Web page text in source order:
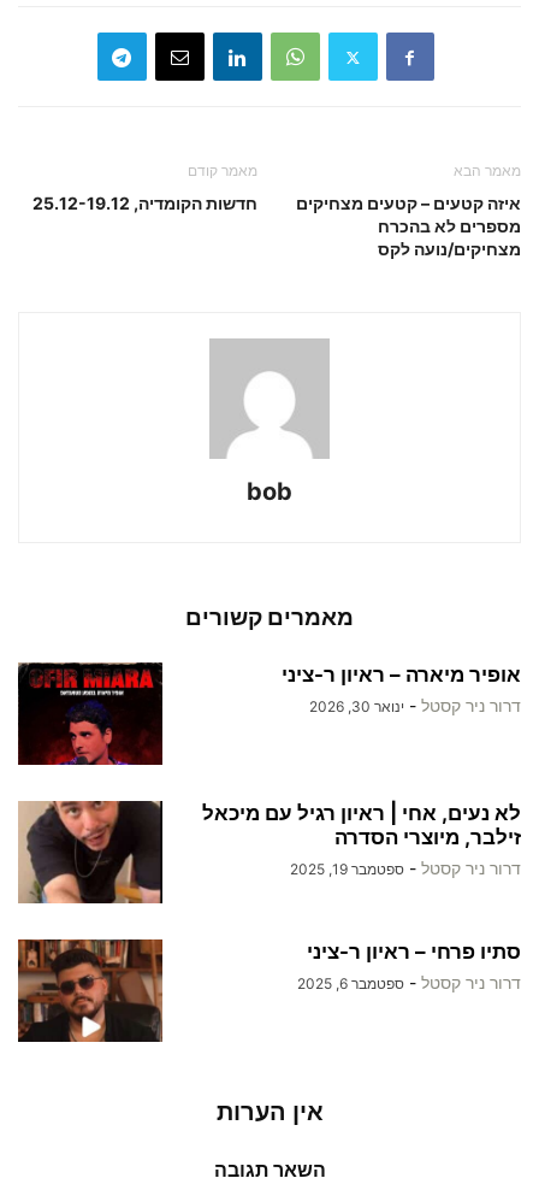
מאמר קודם
חדשות הקומדיה, 25.12-19.12
מאמר הבא
איזה קטעים – קטעים מצחיקים
מספרים לא בהכרח
מצחיקים/נועה לקס
bob
מאמרים קשורים
אופיר מיארה – ראיון ר-ציני
דרור ניר קסטל - ינואר 30, 2026
לא נעים, אחי | ראיון רגיל עם מיכאל
זילבר, מיוצרי הסדרה
דרור ניר קסטל - ספטמבר 19, 2025
סתיו פרחי – ראיון ר-ציני
דרור ניר קסטל - ספטמבר 6, 2025
אין הערות
השאר תגובה